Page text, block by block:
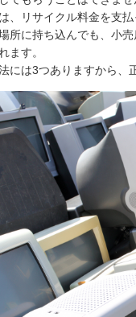
、リサイクル料金を支
所に持ち込んでも、小
ます。
には3つありますから、